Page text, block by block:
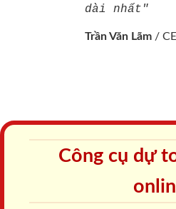
dài nhất"
Trần Văn Lãm /
Công cụ dự